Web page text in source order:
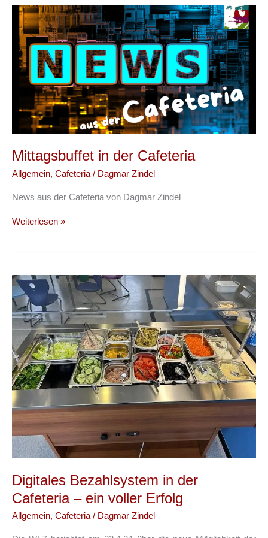
Mittagsbuffet in der Cafeteria
Allgemein, Cafeteria / Dagmar Zindel
News aus der Cafeteria von Dagmar Zindel
Mittagsbuffet
Weiterlesen »
Digitales Bezahlsystem in der
Cafeteria – ein voller Erfolg
Allgemein, Cafeteria/ Dagmar Zindel